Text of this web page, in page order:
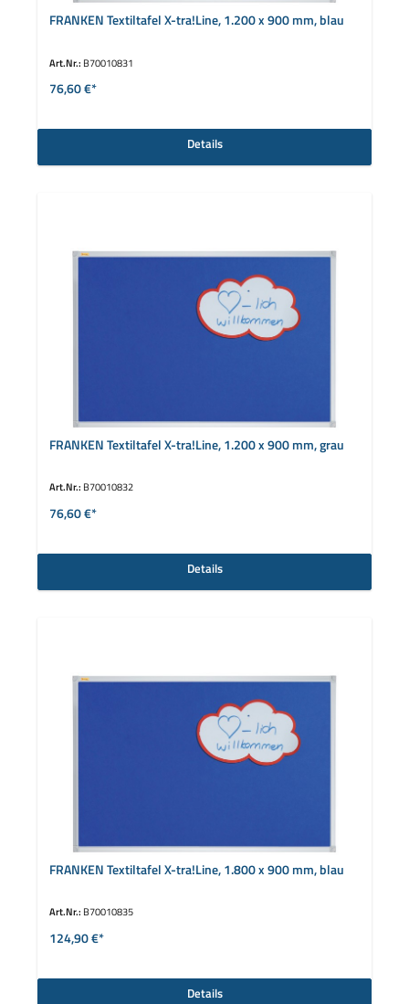
FRANKEN Textiltafel X-tra!Line, 1.200 x 900 mm, blau
Art.Nr.: B70010831
76,60 €*
Details
FRANKEN Textiltafel X-tra!Line, 1.200 x 900 mm, grau
Art.Nr.: B70010832
76,60 €*
Details
FRANKEN Textiltafel X-tra!Line, 1.800 x 900 mm, blau
Art.Nr.: B70010835
124,90 €*
Details